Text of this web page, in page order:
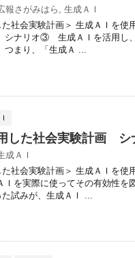
報さがみはら
生成ＡＩ
た社会実験計画＞ 生成ＡＩを使
シナリオ③ 生成ＡＩを活用し
まり、「生成Ａ ...
した社会実験計画 シ
成ＡＩ
社会実験計画＞ 生成ＡＩを使
Ｉを実際に使ってその有効性を
試みが、生成ＡＩ ...